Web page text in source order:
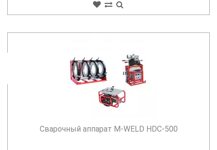
Сварочный аппарат M-WELD HDC-500